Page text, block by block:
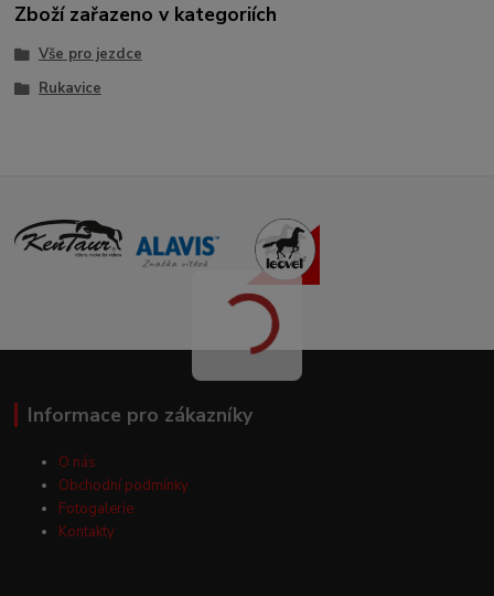
Zboží zařazeno v kategoriích
Vše pro jezdce
Rukavice
Informace pro zákazníky
O nás
Obchodní podmínky
Fotogalerie
Kontakty